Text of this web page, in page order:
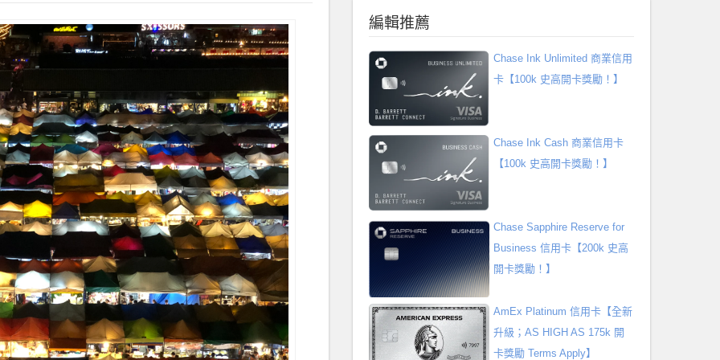
編輯推薦
Chase Ink Unlimited 商業信用
卡【100k 史高開卡獎勵！】
Chase Ink Cash 商業信用卡
【100k 史高開卡獎勵！】
Chase Sapphire Reserve for
Business 信用卡【200k 史高
開卡獎勵！】
AmEx Platinum 信用卡【全新
升級；AS HIGH AS 175k 開
卡獎勵 Terms Apply】